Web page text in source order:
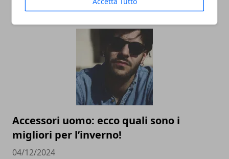
02/09/2025
Accessori uomo: ecco quali sono i
migliori per l’inverno!
04/12/2024